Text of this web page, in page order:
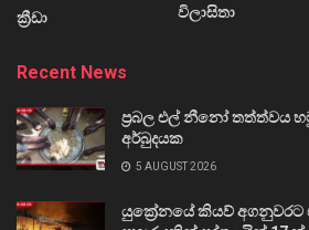
ක්‍රීඩා
විලාසිතා
Recent News
ප්‍රබල එල් නීනෝ තත්ත්වය
අර්බුදයක
5 AUGUST 2026
යුක්‍රේනයේ කියව් අගනුවරට